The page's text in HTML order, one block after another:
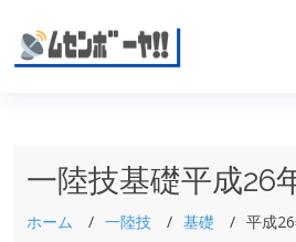
一陸技基礎平成26
ホーム 一陸技 基礎 平成